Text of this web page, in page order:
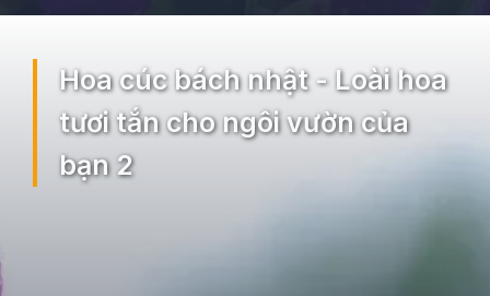
Hoa cúc bách nhật - Loài hoa
tươi tắn cho ngôi vườn của
bạn 2